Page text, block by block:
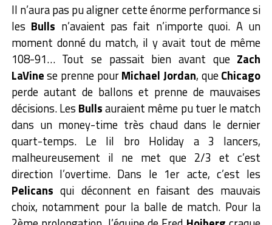
Il n’aura pas pu aligner cette énorme performance si
les Bulls n’avaient pas fait n’importe quoi. A un
moment donné du match, il y avait tout de même
108-91… Tout se passait bien avant queZach
LaVinese prenne pourMichael Jordan, queChicago
perde autant de ballons et prenne de mauvaises
décisions. Les Bullsauraient même pu tuer le match
dans un money-time très chaud dans le dernier
quart-temps. Le lil bro Holiday a 3 lancers,
malheureusement il ne met que 2/3 et c’est
direction l’overtime. Dans le 1er acte, c’est les
Pelicans qui déconnent en faisant des mauvais
choix, notamment pour la balle de match. Pour la